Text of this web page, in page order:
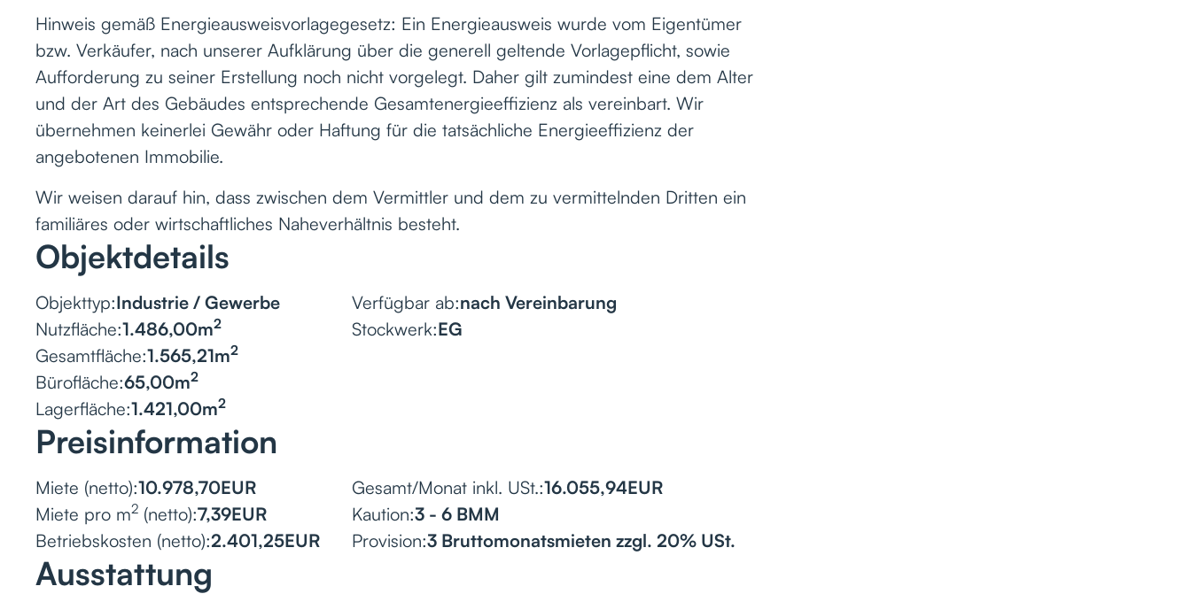
Hinweis gemäß Energieausweisvorlagegesetz: Ein Energieausweis wurde vom Eigentümer
bzw. Verkäufer, nach unserer Aufklärung über die generell geltende Vorlagepflicht, sowie
Aufforderung zu seiner Erstellung noch nicht vorgelegt. Daher gilt zumindest eine dem Alter
und der Art des Gebäudes entsprechende Gesamtenergieeffizienz als vereinbart. Wir
übernehmen keinerlei Gewähr oder Haftung für die tatsächliche Energieeffizienz der
angebotenen Immobilie.
Wir weisen darauf hin, dass zwischen dem Vermittler und dem zu vermittelnden Dritten ein
familiäres oder wirtschaftliches Naheverhältnis besteht.
Objektdetails
Objekttyp:Industrie / Gewerbe
Nutzfläche:1.486,00m2
Gesamtfläche:1.565,21m2
Bürofläche:65,00m2
Lagerfläche:1.421,00m2
Verfügbar ab:nach Vereinbarung
Stockwerk:EG
Preisinformation
Miete (netto):10.978,70EUR
Miete pro m2 (netto):7,39EUR
Betriebskosten (netto):2.401,25EUR
Gesamt/Monat inkl. USt.:16.055,94EUR
Kaution:3 - 6 BMM
Provision:3 Bruttomonatsmieten zzgl. 20% USt.
Ausstattung